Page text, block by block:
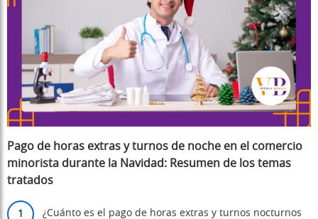
Pago de horas extras y turnos de noche en el comercio
minorista durante la Navidad: Resumen de los temas
tratados
¿Cuánto es el pago de horas extras y turnos nocturnos